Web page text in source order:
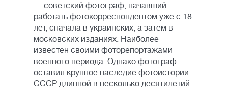
— советский фотограф, начавший
работать фотокорреспондентом уже с 18
лет, сначала в украинских, а затем в
московских изданиях. Наиболее
известен своими фоторепортажами
военного периода. Однако фотограф
оставил крупное наследие фотоистории
СССР длинной в несколько десятилетий.